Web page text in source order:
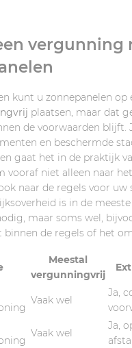
vergunning
kunt u zonnepanelen op
plaatsen, maar dat
de voorwaarden blijft.
en beschermde
gaat het in de praktijk
vooraf niet alleen naar
naar de regels voor uw
is in de
maar soms wel,
binnen de regels of het
Meestal
vergunningvrij
Vaak wel
Ja,
Vaak wel
Ja,